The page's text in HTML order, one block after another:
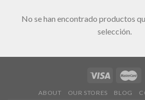
No se han encontrado productos
selección.
ABOUT OUR STORES BLOG